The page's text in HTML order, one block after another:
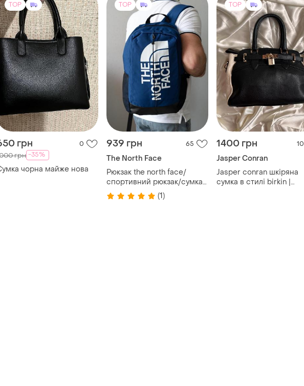
650 грн
1000 грн -35%
Сумка чорна майже нова
939 грн 65
The North Face
Рюкзак the north face/
спортивний рюкзак/сумка/
міський рюкзак/для
подорожей
(1)
1400 грн 10
Jasper Conran
Jasper conran шкіряна
сумка в стилі birkin |
натуральна шкіра